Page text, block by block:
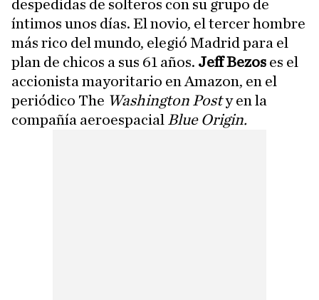
despedidas de solteros con su grupo de
íntimos unos días. El novio, el tercer hombre
más rico del mundo, elegió Madrid para el
plan de chicos a sus 61 años. Jeff Bezos es el
accionista mayoritario en Amazon, en el
periódico The Washington Posty en la
compañía aeroespacial Blue Origin.